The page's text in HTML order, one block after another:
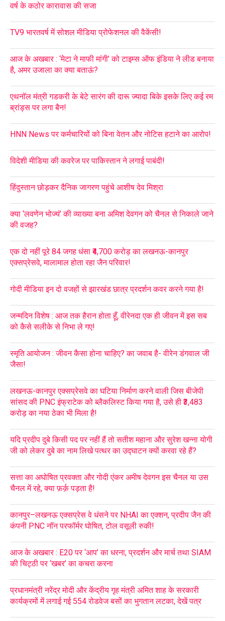
वर्ष के कठोर कारावास की सजा
TV9 भारतवर्ष में सोशल मीडिया प्रोफेशनल की वैकेंसी!
आज के अखबार : ‘मेटा ने माफी मांगी’ को टाइम्स ऑफ इंडिया ने लीड बनाया
है, अमर उजाला का क्या बताऊं?
एथनॉल मंत्री गडकरी के बेटे सारंग की दारू ज्यादा बिके इसके लिए कई रम
ब्रांड्स पर लगा बैन!
HNN News पर कर्मचारियों को बिना वेतन और नोटिस हटाने का आरोप!
विदेशी मीडिया की कवरेज पर पाकिस्तान ने लगाई पाबंदी!
हिंदुस्तान छोड़कर दैनिक जागरण पहुंचे आशीष देव मिश्रा
क्या ‘लवणेन भोज्यं’ की व्याख्या बना अमिश देवगन को चैनल से निकाले जाने
की वजह?
एक दो नहीं पूरे 84 जगह धंसा ₹4,700 करोड़ का लखनऊ-कानपुर
एक्सप्रेसवे, मालामाल होता रहा जैन परिवार!
गोदी मीडिया इन दो वजहों से झारखंड छात्र प्रदर्शन कवर करने गया है!
जन्मदिन विशेष : आज तक हैरान होता हूँ, वीरेनदा एक ही जीवन में इस सब
को कैसे सलीके से निभा ले गए!
स्मृति आयोजन : जीवन कैसा होना चाहिए? का जवाब है- वीरेन डंगवाल जी
जैसा!
लखनऊ-कानपुर एक्सप्रेसवे का घटिया निर्माण करने वाली जिस बीजेपी
सांसद की PNC इंफ्राटेक को ब्लैकलिस्ट किया गया है, उसे ही ₹3,483
करोड़ का नया ठेका भी मिला है!
यदि प्रदीप दुबे किसी पद पर नहीं हैं तो सतीश महाना और सुरेश खन्ना योगी
जी को लेकर दुबे का नाम लिखे पत्थर का उद्घाटन क्यों करवा रहे हैं?
सत्ता का अघोषित प्रवक्ता और गोदी एंकर अमीष देवगन इस चैनल या उस
चैनल में रहे, क्या फ़र्क़ पड़ता है!
कानपुर–लखनऊ एक्सप्रेस वे धंसने पर NHAI का एक्शन, प्रदीप जैन की
कंपनी PNC नॉन परफॉर्मर घोषित, टोल वसूली रुकी!
आज के अखबार : E20 पर ‘आप’ का धरना, प्रदर्शन और मार्च तथा SIAM
की चिट्ठी पर ‘खबर’ का कचरा करना
प्रधानमंत्री नरेंद्र मोदी और केंद्रीय गृह मंत्री अमित शाह के सरकारी
कार्यक्रमों में लगाई गई 554 रोडवेज बसों का भुगतान लटका, देखें पत्र